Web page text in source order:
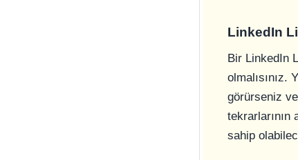
LinkedIn
Bir LinkedIn
olmalısınız.
görürseniz
tekrarlarının
sahip